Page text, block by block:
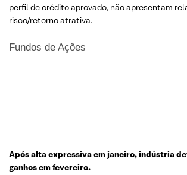
perfil de crédito aprovado, não apresentam
risco/retorno atrativa.
Fundos de Ações
Apósaltaexpressivaemjaneiro,indústria
ganhosemfevereiro.